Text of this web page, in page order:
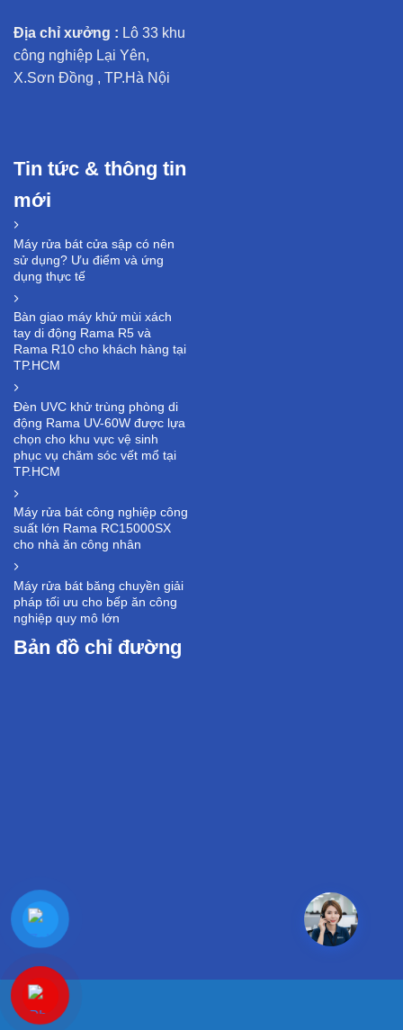
Địa chỉ xưởng : Lô 33 khu
công nghiệp Lại Yên,
X.Sơn Đồng , TP.Hà Nội
Tin tức & thông tin
mới
Máy rửa bát cửa sập có nên
sử dụng? Ưu điểm và ứng
dụng thực tế
Bàn giao máy khử mùi xách
tay di động Rama R5 và
Rama R10 cho khách hàng tại
TP.HCM
Đèn UVC khử trùng phòng di
động Rama UV-60W được lựa
chọn cho khu vực vệ sinh
phục vụ chăm sóc vết mổ tại
TP.HCM
Máy rửa bát công nghiệp công
suất lớn Rama RC15000SX
cho nhà ăn công nhân
Máy rửa bát băng chuyền giải
pháp tối ưu cho bếp ăn công
nghiệp quy mô lớn
Bản đồ chỉ đường